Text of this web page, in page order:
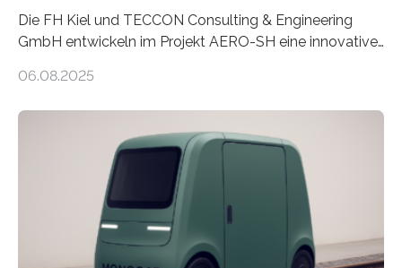
Die FH Kiel und TECCON Consulting & Engineering
GmbH entwickeln im Projekt AERO-SH eine innovative,
zu 100 kg Nutzlast. Ein softwarebasierter,
energieeffiziente Drohnen für die maritime und
logistische Branche. Ziel ist es, Entwicklungskosten zu
senken und den Technologietransfer in eine nachhaltige
Luftlogistik zu fördern. Das Bundesministerium für
Forschung, Technologie und Raumfahrt fördert das
Transferprojekt mit einer Laufzeit von drei Jahren mit
06.08.2025